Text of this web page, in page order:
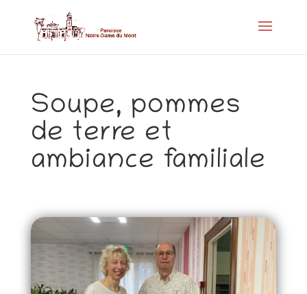
Soupe, pommes
de terre et
ambiance familiale